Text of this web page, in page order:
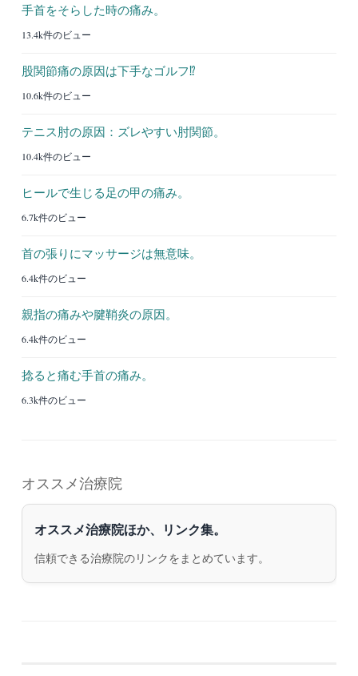
手首をそらした時の痛み。
13.4k件のビュー
股関節痛の原因は下手なゴルフ⁉︎
10.6k件のビュー
テニス肘の原因：ズレやすい肘関節。
10.4k件のビュー
ヒールで生じる足の甲の痛み。
6.7k件のビュー
首の張りにマッサージは無意味。
6.4k件のビュー
親指の痛みや腱鞘炎の原因。
6.4k件のビュー
捻ると痛む手首の痛み。
6.3k件のビュー
オススメ治療院
オススメ治療院ほか、リンク集。
信頼できる治療院のリンクをまとめています。